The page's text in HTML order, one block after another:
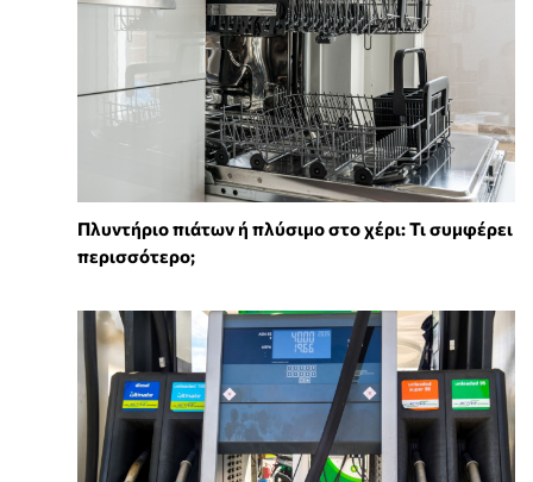
Πλυντήριο πιάτων ή πλύσιμο στο χέρι: Τι συμφέρει
περισσότερο;